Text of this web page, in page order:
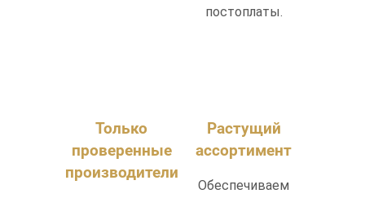
постоплаты.
Только
проверенные
производители
Растущий
ассортимент
Обеспечиваем